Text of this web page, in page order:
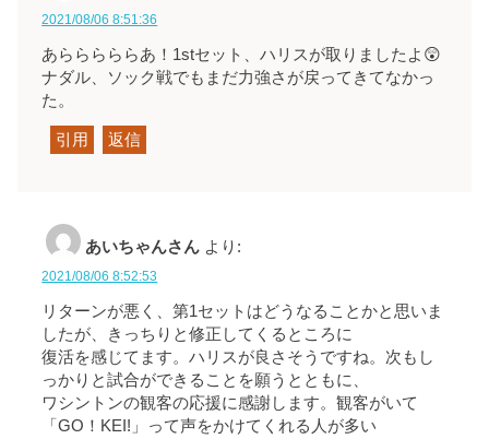
2021/08/06 8:51:36
あらららららあ！1stセット、ハリスが取りましたよ😲
ナダル、ソック戦でもまだ力強さが戻ってきてなかっ
た。
引用 返信
あいちゃんさん より:
2021/08/06 8:52:53
リターンが悪く、第1セットはどうなることかと思いま
したが、きっちりと修正してくるところに
復活を感じてます。ハリスが良さそうですね。次もし
っかりと試合ができることを願うとともに、
ワシントンの観客の応援に感謝します。観客がいて
「GO！KEI!」って声をかけてくれる人が多い